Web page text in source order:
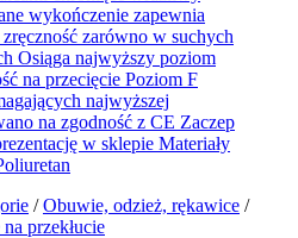
/ Obuwie, odzież, rękawice /
przekłucie